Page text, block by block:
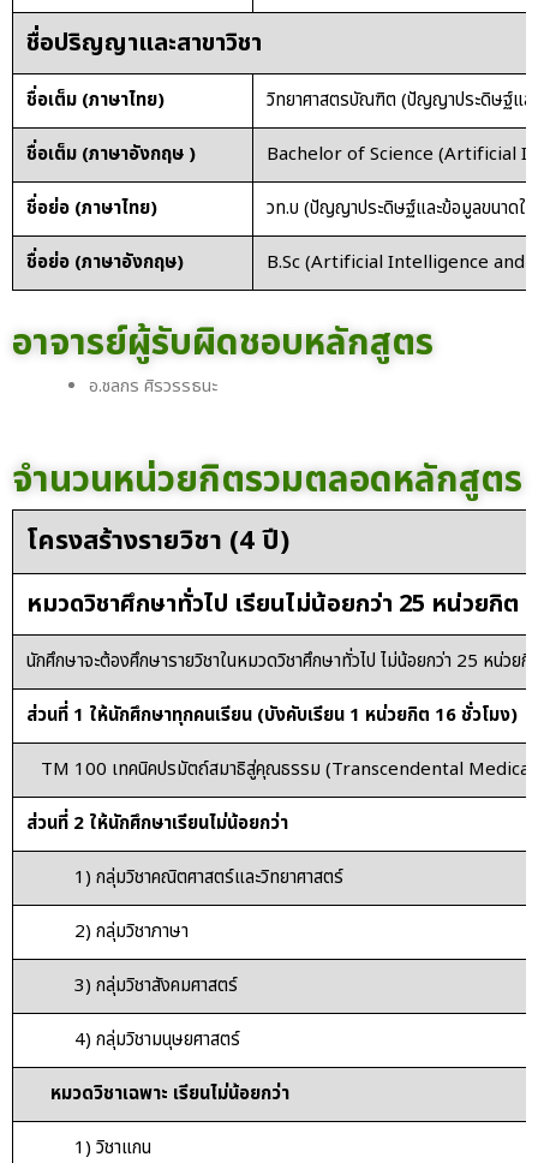
ชื่อปริญญาและสาขาวิชา
ชื่อเต็ม (ภาษาไทย)
วิทยาศาสตรบัณฑิต (ปัญญาประดิษฐ์แล
ชื่อเต็ม (ภาษาอังกฤษ )
Bachelor of Science (Artificial
ชื่อย่อ (ภาษาไทย)
วท.บ (ปัญญาประดิษฐ์และข้อมูลขนาดใ
ชื่อย่อ (ภาษาอังกฤษ)
B.Sc (Artificial Intelligence and
อาจารย์ผู้รับผิดชอบหลักสูตร
อ.ชลกร ศิรวรรธนะ
จำนวนหน่วยกิตรวมตลอดหลักสูตร
โครงสร้างรายวิชา (4 ปี)
หมวดวิชาศึกษาทั่วไป เรียนไม่น้อยกว่า 25 หน่วยกิต
นักศึกษาจะต้องศึกษารายวิชาในหมวดวิชาศึกษาทั่วไป ไม่น้อยกว่า 25 หน่วย
ส่วนที่ 1 ให้นักศึกษาทุกคนเรียน (บังคับเรียน 1 หน่วยกิต 16 ชั่วโมง)
TM 100 เทคนิคปรมัตถ์สมาธิสู่คุณธรรม (Transcendental
ส่วนที่ 2 ให้นักศึกษาเรียนไม่น้อยกว่า
1) กลุ่มวิชาคณิตศาสตร์และวิทยาศาสตร์
2) กลุ่มวิชาภาษา
3) กลุ่มวิชาสังคมศาสตร์
4) กลุ่มวิชามนุษยศาสตร์
หมวดวิชาเฉพาะ เรียนไม่น้อยกว่า
1) วิชาแกน